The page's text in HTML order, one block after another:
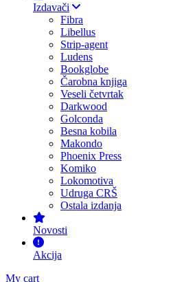
Izdavači
Fibra
Libellus
Strip-agent
Ludens
Bookglobe
Čarobna knjiga
Veseli četvrtak
Darkwood
Golconda
Besna kobila
Makondo
Phoenix Press
Komiko
Lokomotiva
Udruga CRŠ
Ostala izdanja
Novosti
Akcija
My cart